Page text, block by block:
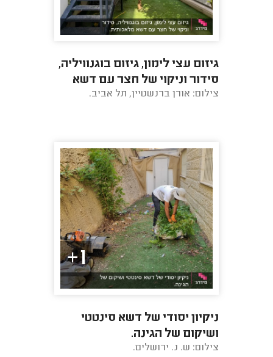
גיזום עצי לימון, גיזום בוגנוויליה,
סידור וניקוי של חצר עם דשא
מלאכותית.
צילום: אורן ברנשטיין, תל אביב.
1+
ניקיון יסודי של דשא סינטטי
ושיקום של הגינה.
צילום: ש. נ. ירושלים.